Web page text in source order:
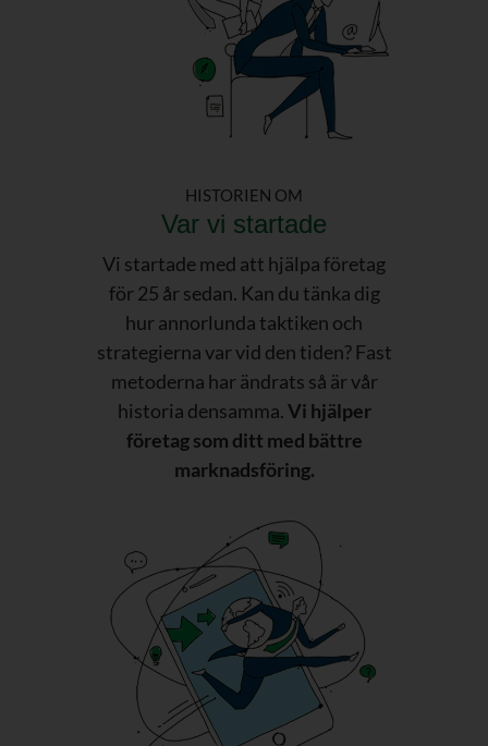
HISTORIEN OM
Var vi startade
Vi startade med att hjälpa företag
för 25 år sedan. Kan du tänka dig
hur annorlunda taktiken och
strategierna var vid den tiden? Fast
metoderna har ändrats så är vår
historia densamma.Vi hjälper
företag som ditt med bättre
marknadsföring.